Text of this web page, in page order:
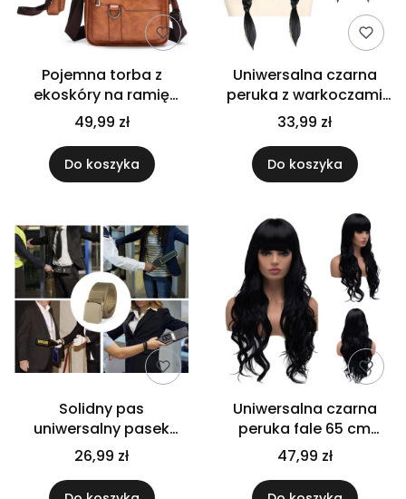
Pojemna torba z
ekoskóry na ramię
brązowa wygodna
elegancka uniwersalna
49,99 zł
Do koszyka
Uniwersalna czarna
peruka z warkoczami
długa damska
Wednesday na imprezę
33,99 zł
Do koszyka
Solidny pas
uniwersalny pasek
wojskowy taktyczny
survival klamra
parciany
26,99 zł
Uniwersalna czarna
peruka fale 65 cm
długa damska na
codzień, imprezę
47,99 zł